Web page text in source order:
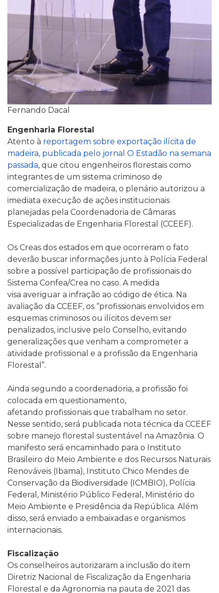
Fernando Dacal
Engenharia Florestal
Atento à reportagem sobre exportação ilícita de
madeira, publicada pelo jornal O Estadão na semana
passada, que citou engenheiros florestais como
integrantes de um sistema criminoso de
comercialização de madeira, o plenário autorizou a
imediata execução de ações institucionais
planejadas pela Coordenadoria de Câmaras
Especializadas de Engenharia Florestal (CCEEF).
Os Creas dos estados em que ocorreram o fato
deverão buscar informações junto à Polícia Federal
sobre a possível participação de profissionais do
Sistema Confea/Crea no caso. A medida
visa averiguar a infração ao código de ética. Na
avaliação da CCEEF, os “profissionais envolvidos em
esquemas criminosos ou ilícitos devem ser
penalizados, inclusive pelo Conselho, evitando
generalizações que venham a comprometer a
atividade profissional e a profissão da Engenharia
Florestal”.
Ainda segundo a coordenadoria, a profissão foi
colocada em questionamento,
afetando profissionais que trabalham no setor.
Nesse sentido, será publicada nota técnica da CCEEF
sobre manejo florestal sustentável na Amazônia. O
manifesto será encaminhado para o Instituto
Brasileiro do Meio Ambiente e dos Recursos Naturais
Renováveis (Ibama), Instituto Chico Mendes de
Conservação da Biodiversidade (ICMBIO), Polícia
Federal, Ministério Público Federal, Ministério do
Meio Ambiente e Presidência da República. Além
disso, será enviado a embaixadas e organismos
internacionais.
Fiscalização
Os conselheiros autorizaram a inclusão do item
Diretriz Nacional de Fiscalização da Engenharia
Florestal e da Agronomia na pauta de 2021 das